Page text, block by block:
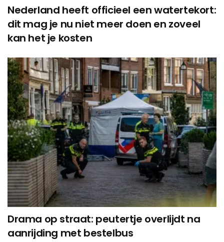
Nederland heeft officieel een watertekort:
dit mag je nu niet meer doen en zoveel
kan het je kosten
Drama op straat: peutertje overlijdt na
aanrijding met bestelbus